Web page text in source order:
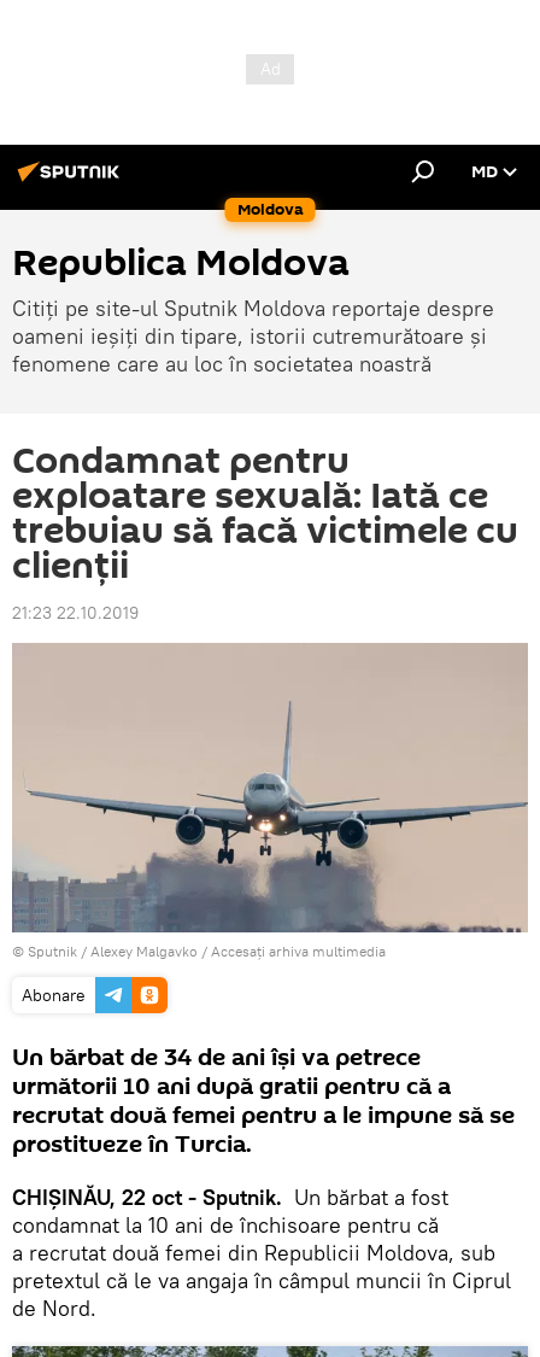
Moldova
MD
Republica Moldova
Citiți pe site-ul Sputnik Moldova reportaje despre
oameni ieșiți din tipare, istorii cutremurătoare și
fenomene care au loc în societatea noastră
Condamnat pentru
exploatare sexuală: Iată ce
trebuiau să facă victimele cu
clienții
21:23 22.10.2019
© Sputnik / Alexey Malgavko / Accesați arhiva multimedia
Abonare
Un bărbat de 34 de ani își va petrece
următorii 10 ani după gratii pentru că a
recrutat două femei pentru a le impune să se
prostitueze în Turcia.
CHIȘINĂU, 22 oct - Sputnik. Un bărbat a fost
condamnat la 10 ani de închisoare pentru că
a recrutat două femei din Republicii Moldova, sub
pretextul că le va angaja în câmpul muncii în Ciprul
de Nord.